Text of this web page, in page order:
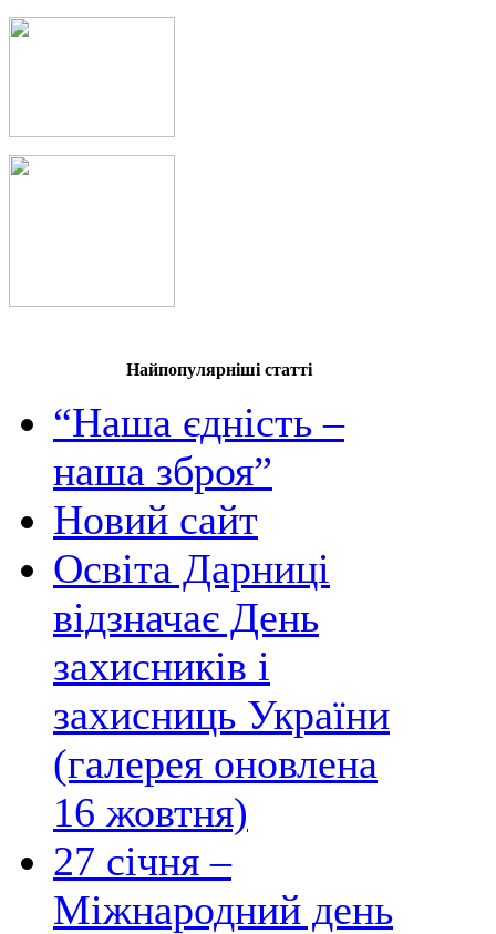
Найпопулярніші статті
“Наша єдність –
наша зброя”
Новий сайт
Освіта Дарниці
відзначає День
захисників і
захисниць України
(галерея оновлена
16 жовтня)
27 січня –
Міжнародний день